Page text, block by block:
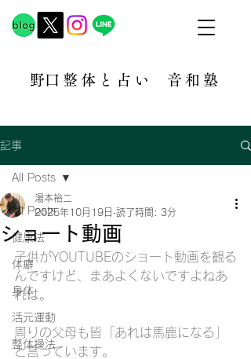
​野口整体と占い 音和塾​
記事
All Posts
健康法
体癖
身体
活元運動
整体操法
All Posts
ショート動画
湯本裕二
2025年10月19日 読了時間: 3分
子供がYOUTUBEのショート動画を観る
んですけど、まあよくないですよねあ
れは。
周りの父母も皆「あれは馬鹿になる」
と言っています。